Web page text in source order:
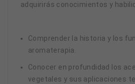
adquirirás conocimientos y
Comprender la historia y los
aromaterapia.
Conocer en profundidad los
vegetales y sus aplicaciones